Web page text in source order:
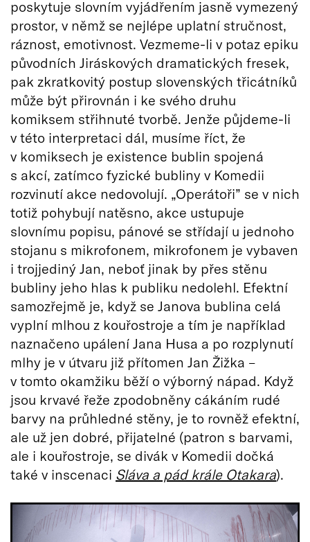
poskytuje slovním vyjádřením jasně vymezený
prostor, v němž se nejlépe uplatní stručnost,
ráznost, emotivnost. Vezmeme-li v potaz epiku
původních Jiráskových dramatických fresek,
pak zkratkovitý postup slovenských třicátníků
může být přirovnán i ke svého druhu
komiksem střihnuté tvorbě. Jenže půjdeme-li
v této interpretaci dál, musíme říct, že
v komiksech je existence bublin spojená
s akcí, zatímco fyzické bubliny v Komedii
rozvinutí akce nedovolují. „Operátoři” se v nich
totiž pohybují natěsno, akce ustupuje
slovnímu popisu, pánové se střídají u jednoho
stojanu s mikrofonem, mikrofonem je vybaven
i trojjediný Jan, neboť jinak by přes stěnu
bubliny jeho hlas k publiku nedolehl. Efektní
samozřejmě je, když se Janova bublina celá
vyplní mlhou z kouřostroje a tím je například
naznačeno upálení Jana Husa a po rozplynutí
mlhy je v útvaru již přítomen Jan Žižka –
v tomto okamžiku běží o výborný nápad. Když
jsou krvavé řeže zpodobněny cákáním rudé
barvy na průhledné stěny, je to rovněž efektní,
ale už jen dobré, přijatelné (patron s barvami,
ale i kouřostroje, se divák v Komedii dočká
také v inscenaci Sláva a pád krále Otakara).